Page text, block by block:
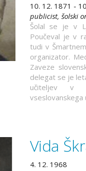
10. 12. 1871 -
publicist, šolski
Šolal se je v
Poučeval je v
tudi v
organizator.
Zaveze
delegat se je
učiteljev v
vseslovanskega
Vida
4. 12. 1968